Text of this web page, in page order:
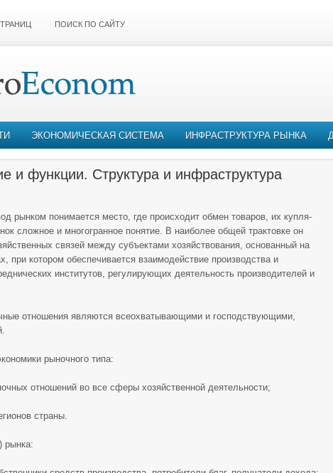
ПОИСК ПО САЙТУ
ЭКОНОМИЧЕСКАЯ СИСТЕМА ИНФРАСТРУКТУРА РЫНКА
и функции. Структура и инфраструктура
рынком понимается место, где происходит обмен товаров, их купля-
сложное и многогранное понятие. В наиболее общей трактовке он
связей между субъектами хозяйствования, основанный на
при котором обеспечивается взаимодействие производства и
институтов, регулирующих деятельность производителей и
отношения являются всеохватывающими и господствующими,
рыночного типа:
отношений во все сферы хозяйственной деятельности;
страны.
рынка: